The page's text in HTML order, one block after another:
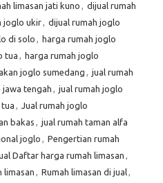
limasan jati kuno , dijual rumah
joglo ukir, dijual rumah joglo
di solo , harga rumah joglo
tua , harga rumah joglo
joglo sumedang , jual rumah
jawa tengah , jual rumah joglo
, Jual rumah joglo
bakas , jual rumah taman alfa
joglo , Pengertian rumah
Daftar harga rumah limasan ,
limasan , Rumah limasan di jual,